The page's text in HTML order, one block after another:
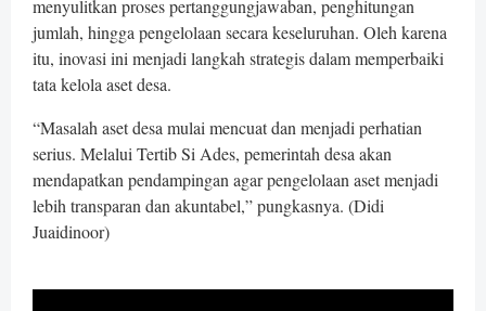
menyulitkan proses pertanggungjawaban, penghitungan
jumlah, hingga pengelolaan secara keseluruhan. Oleh karena
itu, inovasi ini menjadi langkah strategis dalam memperbaiki
tata kelola aset desa.
“Masalah aset desa mulai mencuat dan menjadi perhatian
serius. Melalui Tertib Si Ades, pemerintah desa akan
mendapatkan pendampingan agar pengelolaan aset menjadi
lebih transparan dan akuntabel,” pungkasnya. (Didi
Juaidinoor)